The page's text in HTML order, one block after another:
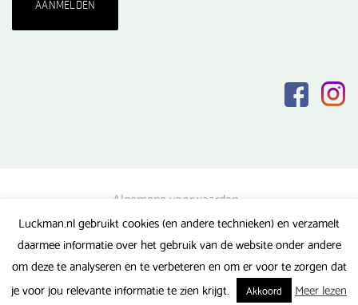
Algemene voorwaarden
Privacy verklaring
Veel gestelde vragen
Luckman.nl gebruikt cookies (en andere technieken) en verzamelt
daarmee informatie over het gebruik van de website onder andere
om deze te analyseren en te verbeteren en om er voor te zorgen dat
je voor jou relevante informatie te zien krijgt.
Akkoord Meer lezen